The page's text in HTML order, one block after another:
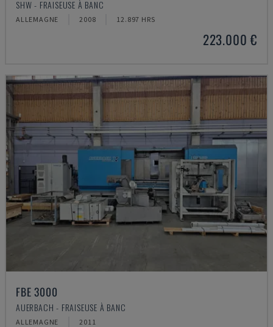
SHW - FRAISEUSE À BANC
ALLEMAGNE 2008 12.897 HRS
223.000 €
FBE 3000
AUERBACH - FRAISEUSE À BANC
ALLEMAGNE 2011